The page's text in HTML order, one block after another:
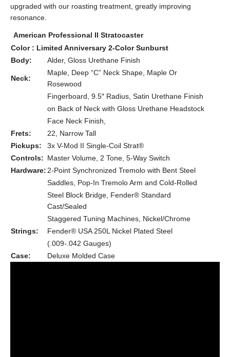
upgraded with our roasting treatment, greatly improving
resonance.
American Professional II Stratocaster
Color : Limited Anniversary 2-Color Sunburst
Body:
Alder, Gloss Urethane Finish
Neck:
Maple, Deep “C” Neck Shape, Maple Or
Rosewood
Fingerboard, 9.5″ Radius, Satin Urethane Finish
on Back of Neck with Gloss Urethane Headstock
Face Neck Finish,
Frets:
22, Narrow Tall
Pickups:
3x V-Mod II Single-Coil Strat®
Controls: Master Volume, 2 Tone, 5-Way Switch
Hardware:2-Point Synchronized Tremolo with Bent Steel
Saddles, Pop-In Tremolo Arm and Cold-Rolled
Steel Block Bridge, Fender® Standard
Cast/Sealed
Staggered Tuning Machines, Nickel/Chrome
Strings:
Fender® USA 250L Nickel Plated Steel
(.009-.042 Gauges)
Case:
Deluxe Molded Case